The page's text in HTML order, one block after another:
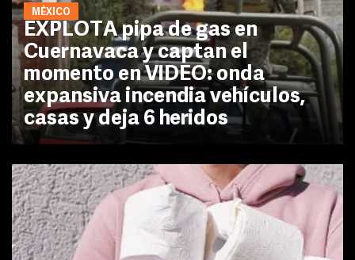
MÉXICO
EXPLOTA pipa de gas en
Cuernavaca y captan el
momento en VIDEO: onda
expansiva incendia vehículos,
casas y deja 6 heridos